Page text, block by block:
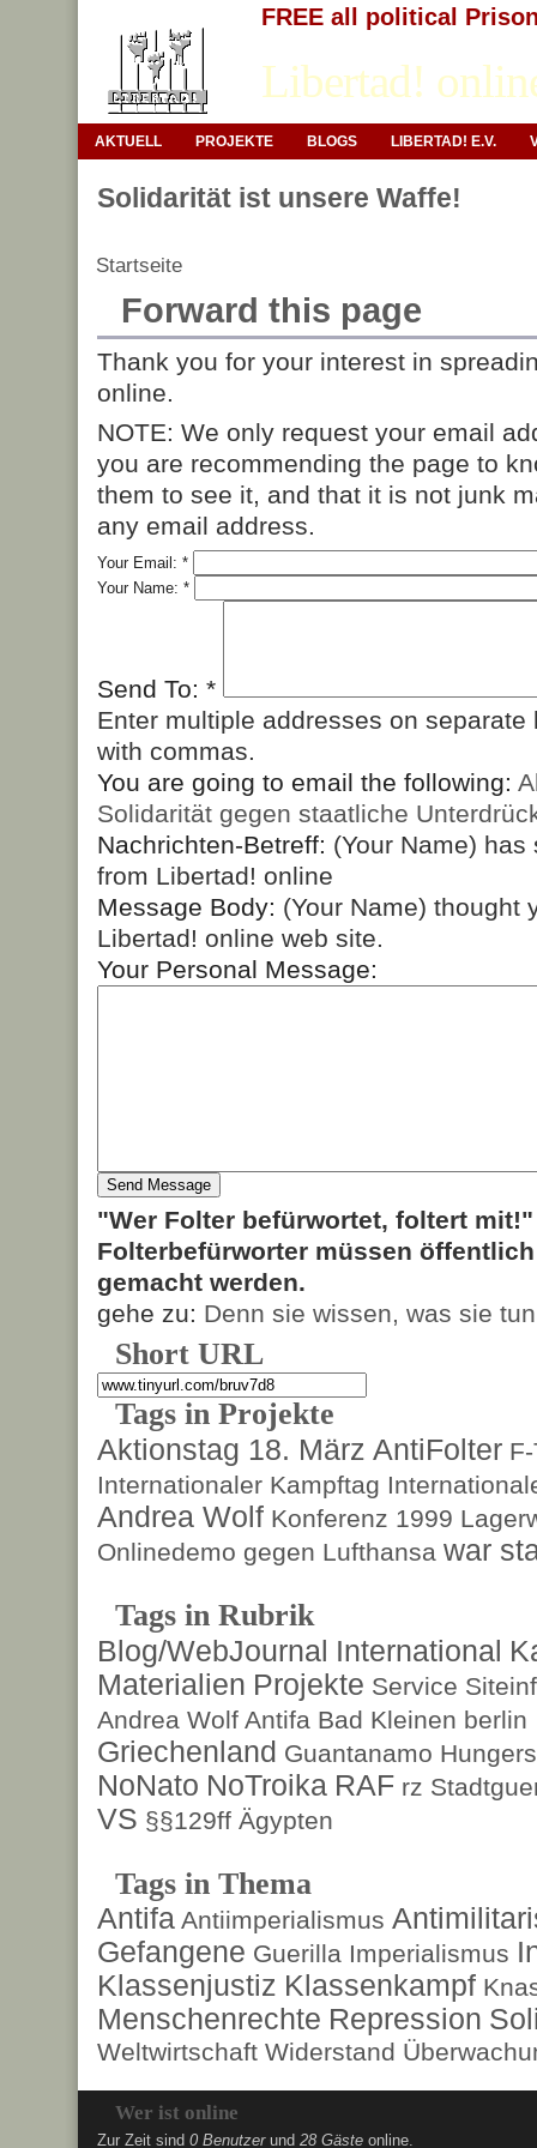
FREE all political
Libertad!
AKTUELL PROJEKTE BLOGS LIBERTAD! E.V.
Solidarität ist unsere Waffe!
Startseite
Forward this page
Thank you for your interest in
online.
NOTE: We only request your email
you are recommending the page to
them to see it, and that it is not junk
any email address.
Your Email: *
Your Name: *
Send To: *
Enter multiple addresses on
with commas.
You are going to email the following:
Solidarität gegen staatliche
Nachrichten-Betreff: (Your Name)
from Libertad! online
Message Body: (Your Name) thought
Libertad! online web site.
Your Personal Message:
"Wer Folter befürwortet, foltert
Folterbefürworter müssen
gemacht werden.
gehe zu: Denn sie wissen, was sie tun
Short URL
Tags in Projekte
Aktionstag 18. März AntiFolter
Internationaler Kampftag
Andrea Wolf Konferenz 1999
Onlinedemo gegen Lufthansa war
Tags in Rubrik
Blog/WebJournal International
Materialien Projekte Service
Andrea Wolf Antifa Bad Kleinen berlin
Griechenland Guantanamo
NoNato NoTroika RAF rz
VS §§129ff Ägypten
Tags in Thema
Antifa Antiimperialismus
Gefangene Guerilla Imperialismus
Klassenjustiz Klassenkampf
Menschenrechte Repression
Weltwirtschaft Widerstand
Wer ist online
Zur Zeit sind 0 Benutzerund 28 Gäste online.